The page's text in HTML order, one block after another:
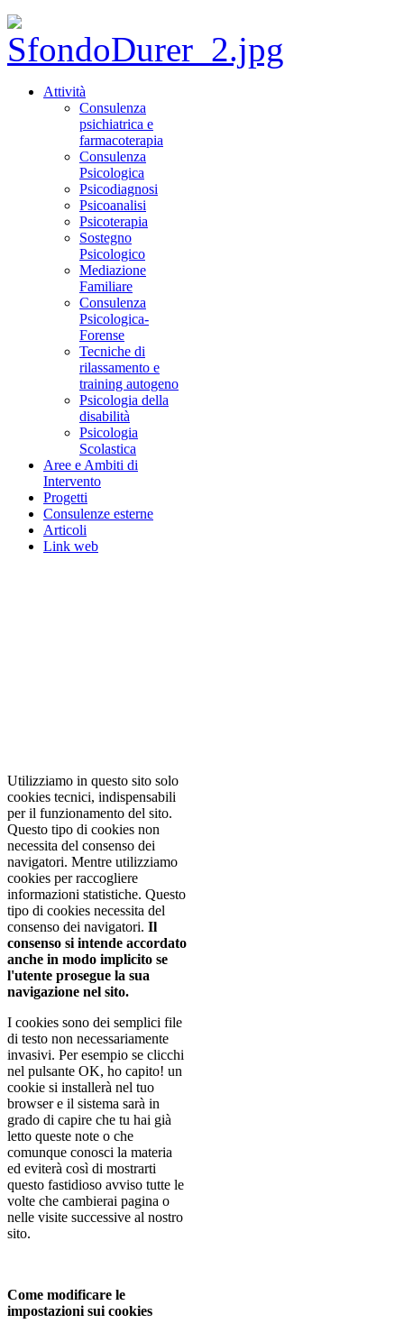
Attività
Consulenza
psichiatrica e
farmacoterapia
Consulenza
Psicologica
Psicodiagnosi
Psicoanalisi
Psicoterapia
Sostegno
Psicologico
Mediazione
Familiare
Consulenza
Psicologica-
Forense
Tecniche di
rilassamento e
training autogeno
Psicologia della
disabilità
Psicologia
Scolastica
Aree e Ambiti di
Intervento
Progetti
Consulenze esterne
Articoli
Link web
Utilizziamo in questo sito solo
cookies tecnici, indispensabili
per il funzionamento del sito.
Questo tipo di cookies non
necessita del consenso dei
navigatori. Mentre utilizziamo
cookies per raccogliere
informazioni statistiche. Questo
tipo di cookies necessita del
consenso dei navigatori. Il
consenso si intende accordato
anche in modo implicito se
l'utente prosegue la sua
navigazione nel sito.
I cookies sono dei semplici file
di testo non necessariamente
invasivi. Per esempio se clicchi
nel pulsante OK, ho capito! un
cookie si installerà nel tuo
browser e il sistema sarà in
grado di capire che tu hai già
letto queste note o che
comunque conosci la materia
ed eviterà così di mostrarti
questo fastidioso avviso tutte le
volte che cambierai pagina o
nelle visite successive al nostro
sito.
Come modificare le
impostazioni sui cookies